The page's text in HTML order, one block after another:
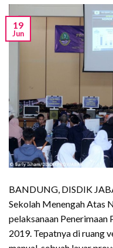
19
Jun
BANDUNG, DISDIK
Sekolah Menengah Atas
pelaksanaan
2019. Tepatnya di ruang